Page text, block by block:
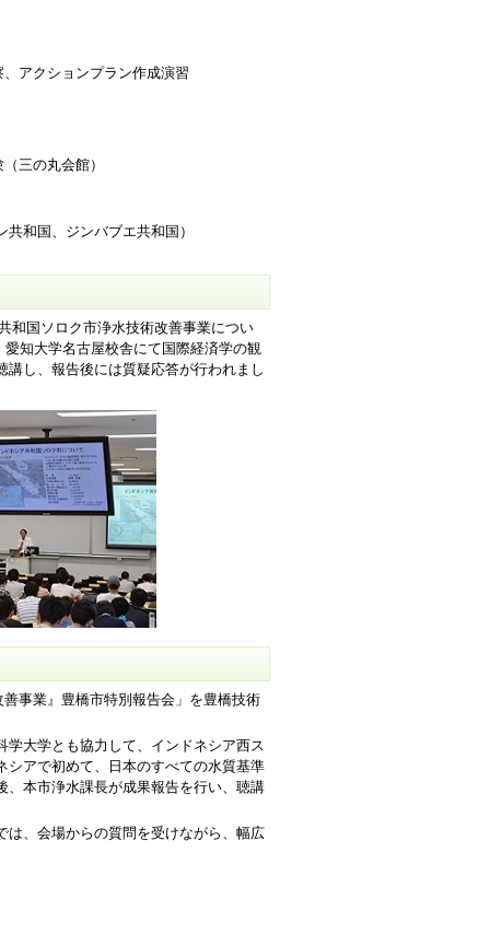
クションプラン作成演習
の丸会館）
国、ジンバブエ共和国）
国ソロク市浄水技術改善事業につい
知大学名古屋校舎にて国際経済学の観
し、報告後には質疑応答が行われまし
事業』豊橋市特別報告会」を豊橋技術
大学とも協力して、インドネシア西ス
シアで初めて、日本のすべての水質基準
、本市浄水課長が成果報告を行い、聴講
、会場からの質問を受けながら、幅広